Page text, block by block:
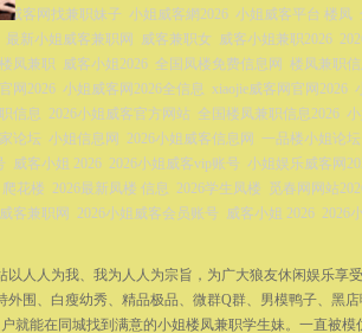
威客网找兼职妹子 小姐威客網2026 小姐威客平台 楼凤
最新小姐威客兼职网 威客兼职女 威客小姐兼职2026
凤兼职 威客小姐2026 全国凤楼免费信息网 楼凤兼职
网2026 小姐威客网2026全信息 xiaojie威客网官网2026
信息 2026小姐威客官方网站 全国楼凤兼职信息2026
论坛 小姐信息网 2026小姐威客信息网 一品楼小姐论坛
威客小姐 2026 2026小姐威客vip账号 小姐娱乐威客网
花楼 2026最新凤楼 信息 2026学生凤楼 觅春网网站
客兼职网 2026小姐威客会员账号 威客小姐 2026 2026
以人人为我、我为人人为宗旨，为广大狼友休闲娱乐
外围、白瘦幼秀、精品极品、微群Q群、男模鸭子、黑
就能在同城找到满意的小姐楼凤兼职学生妹。一直被